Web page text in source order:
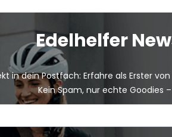
Edelhelfer
in dein Postfach: Erfahre als Erster
Kein Spam, nur echte Goodies